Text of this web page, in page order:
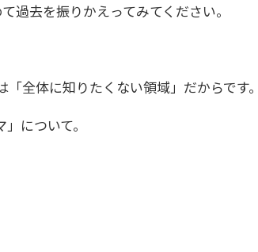
過去を振りかえってみてください。
全体に知りたくない領域」だからです
について。